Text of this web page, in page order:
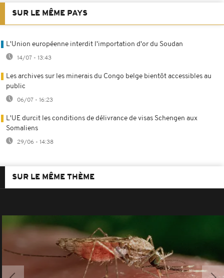
SUR LE MÊME PAYS
L'Union européenne interdit l'importation d'or du Soudan
14/07 - 13:43
Les archives sur les minerais du Congo belge bientôt accessibles au
public
06/07 - 16:23
L'UE durcit les conditions de délivrance de visas Schengen aux
Somaliens
29/06 - 14:38
SUR LE MÊME THÈME